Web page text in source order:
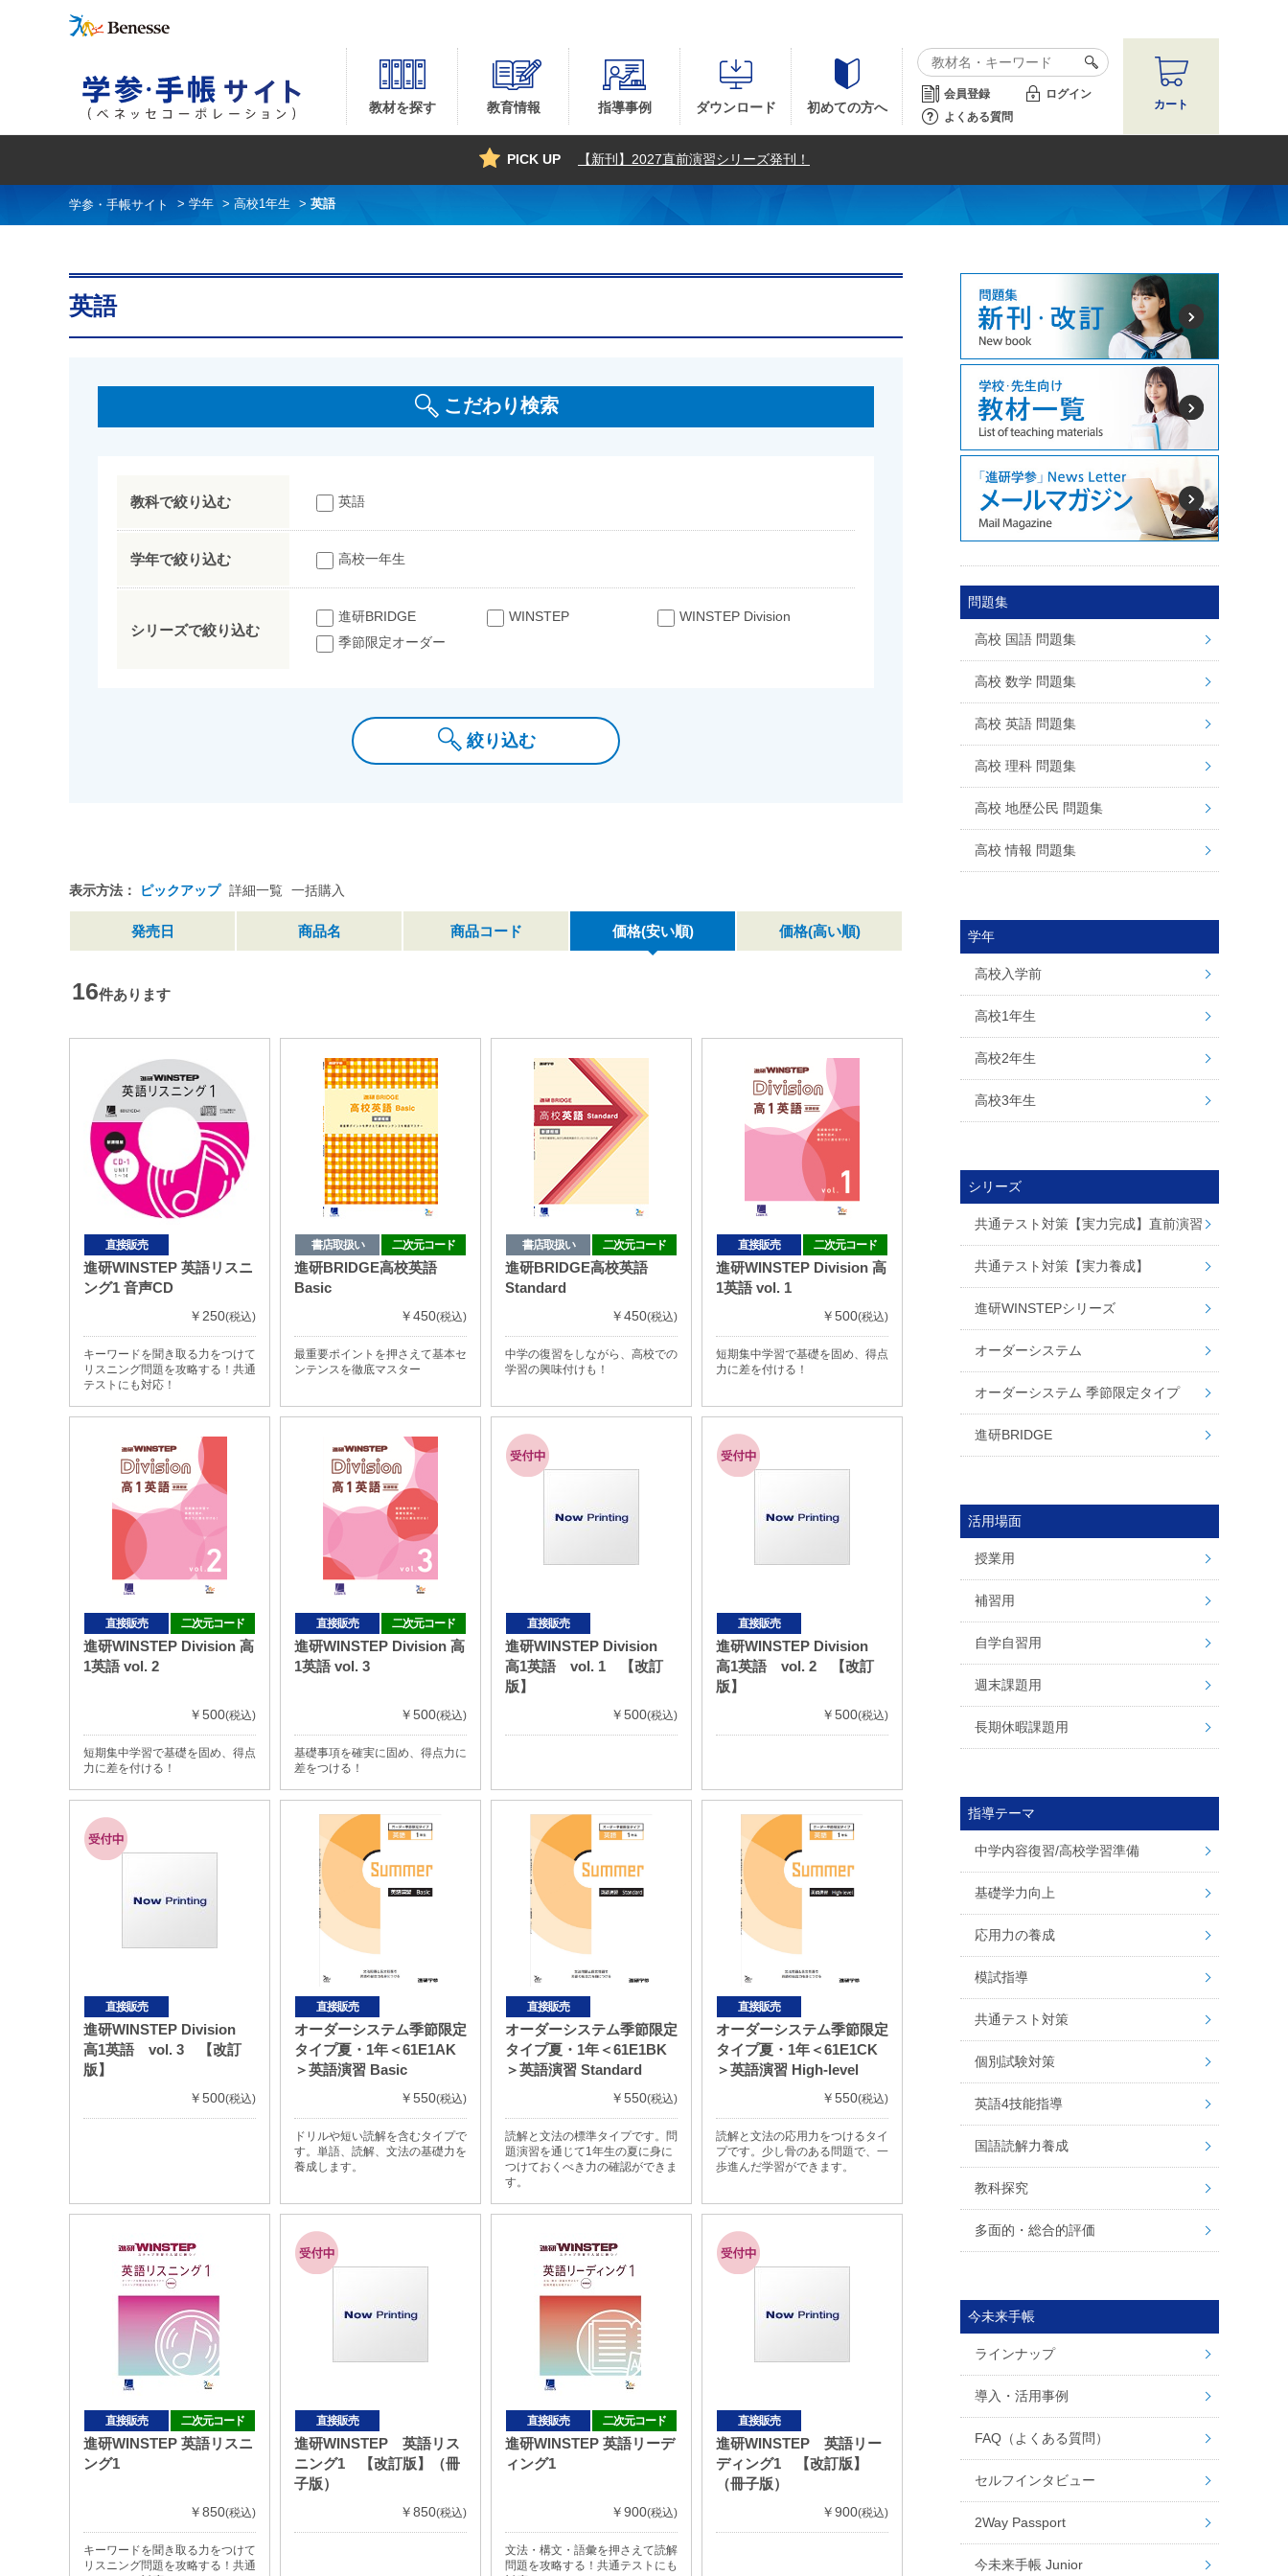
教材を探す 教育情報 指導事例 ダウンロード 初めての方へ
会員登録
ログイン
よくある質問
カート
PICK UP 【新刊】2027直前演習シリーズ発刊！
> 学年 > 高校1年生 > 英語
問題集
高校 国語 問題集
高校 数学 問題集
高校 英語 問題集
高校 理科 問題集
高校 地歴公民 問題集
高校 情報 問題集
学年
高校入学前
高校1年生
高校2年生
高校3年生
シリーズ
共通テスト対策【実力完成】直前演習
共通テスト対策【実力養成】
進研WINSTEPシリーズ
オーダーシステム
オーダーシステム 季節限定タイプ
進研BRIDGE
活用場面
授業用
補習用
自学自習用
週末課題用
長期休暇課題用
指導テーマ
中学内容復習/高校学習準備
基礎学力向上
応用力の養成
模試指導
共通テスト対策
個別試験対策
英語4技能指導
国語読解力養成
教科探究
多面的・総合的評価
今未来手帳
ラインナップ
導入・活用事例
FAQ（よくある質問）
セルフインタビュー
2Way Passport
今未来手帳 Junior
英語
こだわり検索
教科で絞り込む 英語
学年で絞り込む 高校一年生
シリーズで絞り込む
進研BRIDGE WINSTEP
WINSTEP Division
季節限定オーダー
絞り込む
表示方法： ピックアップ 詳細一覧 一括購入
発売日 商品名 商品コード 価格(安い順) 価格(高い順)
16件あります
直接販売
進研WINSTEP 英語リスニ
ング1 音声CD
￥250(税込)
キーワードを聞き取る力をつけて
リスニング問題を攻略する！共通
テストにも対応！
書店取扱い 二次元コード
進研BRIDGE高校英語
Basic
￥450(税込)
最重要ポイントを押さえて基本セ
ンテンスを徹底マスター
書店取扱い 二次元コード
進研BRIDGE高校英語
Standard
￥450(税込)
中学の復習をしながら、高校での
学習の興味付けも！
直接販売 二次元コード
進研WINSTEP Division 高
1英語 vol. 1
￥500(税込)
短期集中学習で基礎を固め、得点
力に差を付ける！
直接販売 二次元コード
進研WINSTEP Division 高
1英語 vol. 2
￥500(税込)
短期集中学習で基礎を固め、得点
力に差を付ける！
直接販売 二次元コード
進研WINSTEP Division 高
1英語 vol. 3
￥500(税込)
基礎事項を確実に固め、得点力に
差をつける！
直接販売
進研WINSTEP Division
高1英語 vol. 1 【改訂
版】
￥500(税込)
直接販売
進研WINSTEP Division
高1英語 vol. 2 【改訂
版】
￥500(税込)
直接販売
進研WINSTEP Division
高1英語 vol. 3 【改訂
版】
￥500(税込)
直接販売
オーダーシステム季節限定
タイプ夏・1年＜61E1AK
＞英語演習 Basic
￥550(税込)
ドリルや短い読解を含むタイプで
す。単語、読解、文法の基礎力を
養成します。
直接販売
オーダーシステム季節限定
タイプ夏・1年＜61E1BK
＞英語演習 Standard
￥550(税込)
読解と文法の標準タイプです。問
題演習を通じて1年生の夏に身に
つけておくべき力の確認ができま
す。
直接販売
オーダーシステム季節限定
タイプ夏・1年＜61E1CK
＞英語演習 High-level
￥550(税込)
読解と文法の応用力をつけるタイ
プです。少し骨のある問題で、一
歩進んだ学習ができます。
直接販売 二次元コード
進研WINSTEP 英語リスニ
ング1
￥850(税込)
キーワードを聞き取る力をつけて
リスニング問題を攻略する！共通
直接販売
進研WINSTEP 英語リス
ニング1 【改訂版】（冊
子版）
￥850(税込)
直接販売 二次元コード
進研WINSTEP 英語リーデ
ィング1
￥900(税込)
文法・構文・語彙を押さえて読解
問題を攻略する！共通テストにも
直接販売
進研WINSTEP 英語リー
ディング1 【改訂版】
（冊子版）
￥900(税込)